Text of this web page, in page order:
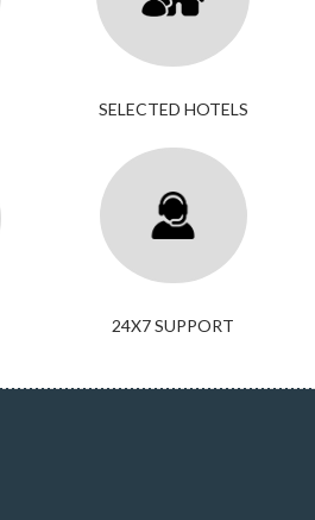
SELECTED HOTELS
24X7 SUPPORT